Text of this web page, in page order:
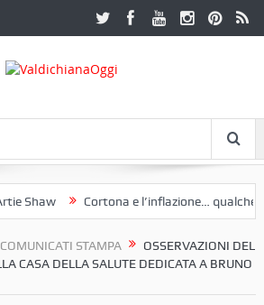
Shaw Cortona e l’inflazione… qualche
COMUNICATI STAMPA
OSSERVAZIONI DEL
CASA DELLA SALUTE DEDICATA A BRUNO